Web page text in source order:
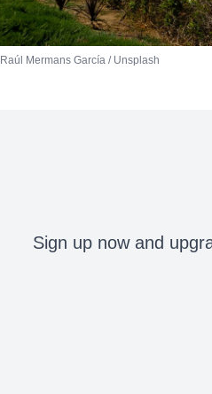
Raúl Mermans García / Unsplash
Sign up now and